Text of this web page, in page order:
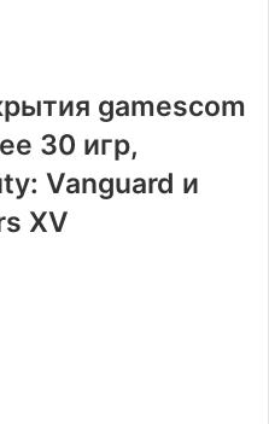
gamescom
30 игр,
Vanguard и
XV